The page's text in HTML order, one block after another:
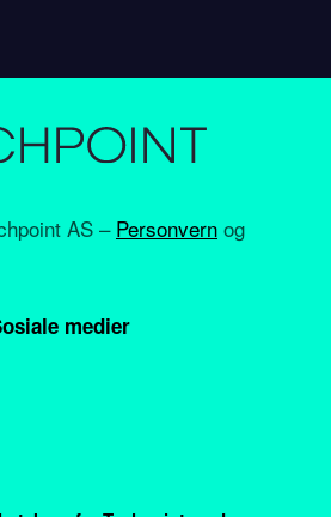
AS – Personvern og
medier